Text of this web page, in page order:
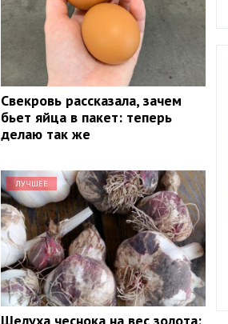
Свекровь рассказала, зачем
бьет яйца в пакет: теперь
делаю так же
ЛУЧШЕЕ
Шелуха чеснока на вес золота: